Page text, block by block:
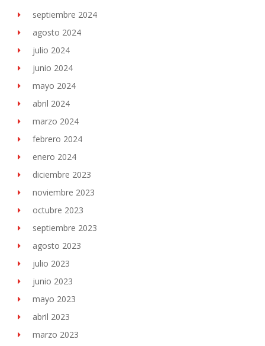
septiembre 2024
agosto 2024
julio 2024
junio 2024
mayo 2024
abril 2024
marzo 2024
febrero 2024
enero 2024
diciembre 2023
noviembre 2023
octubre 2023
septiembre 2023
agosto 2023
julio 2023
junio 2023
mayo 2023
abril 2023
marzo 2023